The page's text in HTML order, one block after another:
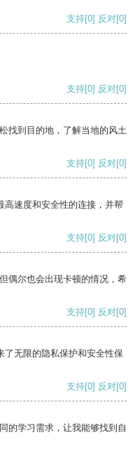
支持[0] 反对[0]
支持[0] 反对[0]
找到目的地，了解当地的风土
支持[0] 反对[0]
高速度和安全性的连接，并帮
支持[0] 反对[0]
偶尔也会出现卡顿的情况，希
支持[0] 反对[0]
了无限的隐私保护和安全性保
支持[0] 反对[0]
的学习需求，让我能够找到自